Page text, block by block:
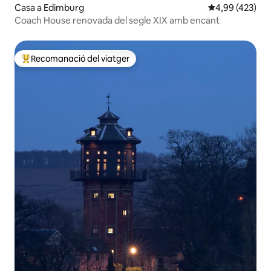
Casa a Edimburg 4,99 de
4,99 (423)
Coach House renovada del segle XIX amb encant
Principals recomanacions dels viatgers
Recomanació del viatger